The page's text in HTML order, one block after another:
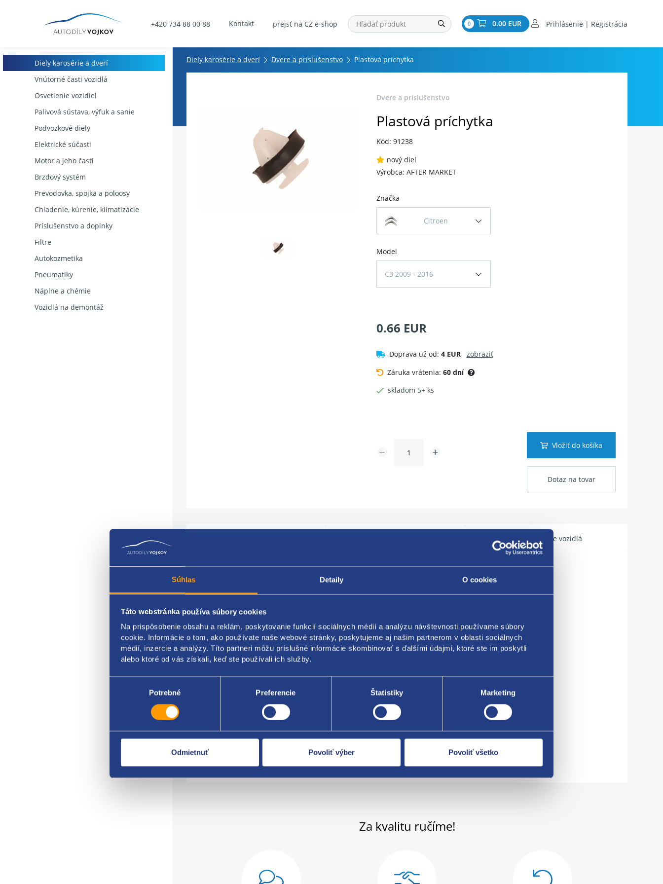
Súhlas Detaily O cookies
Táto webstránka používa súbory cookies
Na prispôsobenie obsahu a reklám, poskytovanie funkcií sociálnych médií a analýzu návštevnosti používame súbory
cookie. Informácie o tom, ako používate naše webové stránky, poskytujeme aj našim partnerom v oblasti sociálnych
médií, inzercie a analýzy. Títo partneri môžu príslušné informácie skombinovať s ďalšími údajmi, ktoré ste im poskytli
alebo ktoré od vás získali, keď ste používali ich služby.
Potrebné Preferencie Štatistiky Marketing
Odmietnuť Povoliť výber Povoliť všetko
+420 734 88 00 88 Kontakt prejsť na CZ e-shop 0 0.00 EUR Prihlásenie | Registrácia
Diely karosérie a dverí
Vnútorné časti vozidlá
Osvetlenie vozidiel
Palivová sústava, výfuk a sanie
Podvozkové diely
Elektrické súčasti
Motor a jeho časti
Brzdový systém
Prevodovka, spojka a poloosy
Chladenie, kúrenie, klimatizácie
Príslušenstvo a doplnky
Filtre
Autokozmetika
Pneumatiky
Náplne a chémie
Vozidlá na demontáž
Diely karosérie a dverí Dvere a príslušenstvo Plastová príchytka
Dvere a príslušenstvo
Plastová príchytka
Kód: 91238
nový diel
Výrobca: AFTER MARKET
Značka
Citroen
Model
C3 2009 - 2016
0.66 EUR
Doprava už od: 4 EUR
zobraziť
Záruka vrátenia: 60 dní
skladom 5+ ks
Vložiť do košíka
Dotaz na tovar
Použiteľné pre vozidlá
montovacia strana bočné čalúnenie
rozmer A [mm] 12,8
rozmer B [mm] 11,3
rozmer C [mm] 17,1
rozmer d [mm] 3
originálne číslo Renault
9341PF
6991Y8
Za kvalitu ručíme!